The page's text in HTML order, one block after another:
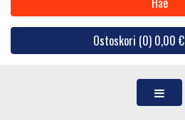
Ostoskori (0) 0,00 €